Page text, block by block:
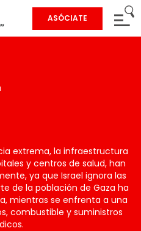
ASÓCIATE
extrema, la infraestructura
y centros de salud, han
ya que Israel ignora las
de la población de Gaza ha
mientras se enfrenta a una
combustible y suministros